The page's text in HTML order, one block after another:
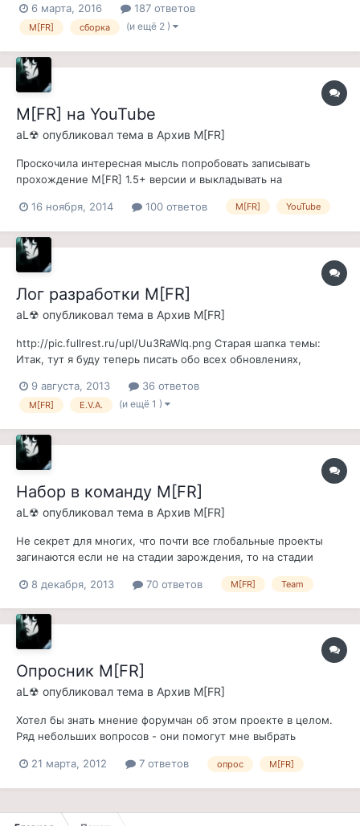
заново Morrowind [Fullrest Repack], и для этого есть довольно
много причин: - Бардак в файлах репака достиг такого
6 марта, 2016 187 ответов
M[FR] сборка (и ещё 2 )
M[FR] на YouTube
aL☢ опубликовал тема в Архив M[FR]
Проскочила интересная мысль попробовать записывать
прохождение M[FR] 1.5+ версии и выкладывать на
делать годную сборку, то почему бы не сделать годную
сборке, ее контенту, планируемым обновам...
16 ноября, 2014 100 ответов M[FR] YouTube
Лог разработки M[FR]
aL☢ опубликовал тема в Архив M[FR]
http://pic.fullrest.ru/upl/Uu3RaWIq.png Старая шапка темы:
Итак, тут я буду теперь писать обо всех обновлениях,
Уважением. aL.
9 августа, 2013 36 ответов
M[FR] E.V.A. (и ещё 1 )
Набор в команду M[FR]
aL☢ опубликовал тема в Архив M[FR]
Не секрет для многих, что почти все глобальные проекты
загинаются если не на стадии зарождения, то на стадии
я в одиночку, правда помощь в чем либо оказывали ребята,
основной теме. Сейчас...
8 декабря, 2013 70 ответов M[FR] Team
Опросник M[FR]
aL☢ опубликовал тема в Архив M[FR]
Хотел бы знать мнение форумчан об этом проекте в целом.
Ряд небольших вопросов - они помогут мне выбрать
буду продолжать работу. Попрошу всех без лишних эмоций
21 марта, 2012 7 ответов опрос M[FR]